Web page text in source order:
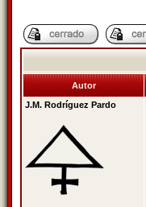
Autor
J.M. Rodríguez Pardo